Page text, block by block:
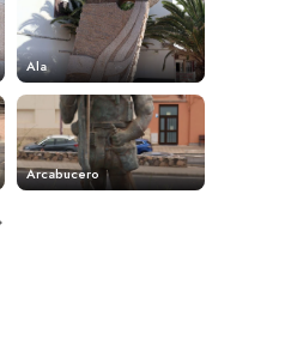
Ala
Arcabucero